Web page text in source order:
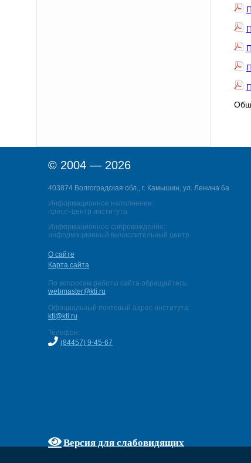
© 2004 — 2026
403874 Волгоградская обл., г. Камышин, ул. Ленина 6а
Информационное наполнение:
пресс–центр института
Информационное сопровождение:
информационный вычислительный центр
О сайте
Карта сайта
По вопросам работы сайта обращайтесь:
webmaster@kti.ru
Официальный почтовый адрес института:
kti@kti.ru
Телефон:
(84457) 9-45-67
Версия для слабовидящих